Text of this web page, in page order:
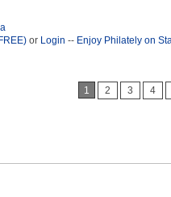
or Login -- Enjoy Philately on
1 2 3 4